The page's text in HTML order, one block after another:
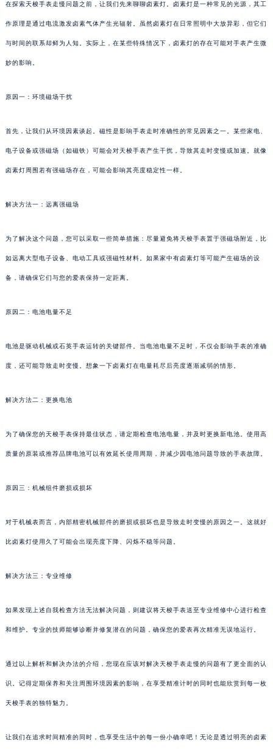
在探索天梭手表走慢问题之前，让我们先来聊聊卤素灯。卤素灯是一种常见的光源，其工
作原理是通过电流激发卤素气体产生光辐射。虽然卤素灯在日常照明中大放异彩，但它们
与时间的联系却鲜为人知。实际上，在某些特殊情况下，卤素灯的存在可能对手表产生微
妙的影响。
原因一：环境磁场干扰
首先，让我们从环境因素谈起。磁性是影响手表走时准确性的常见因素之一。某些家电、
电子设备或强磁场（如磁铁）可能会对天梭手表产生干扰，导致其走时变慢或加速。就像
卤素灯周围若有强磁场存在，可能会影响其亮度稳定性一样。
解决方法一：远离强磁场
为了解决这个问题，您可以采取一些简单措施：尽量避免将天梭手表置于强磁场附近，比
如远离大型电子设备、电动工具或强磁性材料。如果家中有卤素灯等可能产生磁场的设
备，请确保它们与您的爱表保持一定距离。
原因二：电池电量不足
电池是驱动机械或石英手表运转的关键部件。当电池电量不足时，不仅会影响手表的准确
度，还可能导致走时变慢。想象一下卤素灯在电量耗尽后亮度逐渐减弱的情形。
解决方法二：更换电池
为了确保您的天梭手表保持最佳状态，请定期检查电池电量，并及时更换新电池。使用高
质量的原装或推荐品牌电池可以有效延长使用周期，并减少因电池问题导致的手表故障。
原因三：机械组件磨损或损坏
对于机械表而言，内部精密机械部件的磨损或损坏也是导致走时变慢的原因之一。这就好
比卤素灯使用久了可能会出现亮度下降、闪烁不稳等问题。
解决方法三：专业维修
如果发现上述自我检查方法无法解决问题，则建议将天梭手表送至专业维修中心进行检查
和维护。专业的技师能够诊断并修复潜在的问题，确保您的爱表再次精准无误地运行。
通过以上解析和解决办法的介绍，您现在应该对解决天梭手表走慢的问题有了更全面的认
识。记得定期保养和关注周围环境因素的影响，在享受精准计时的同时也能欣赏到每一枚
天梭手表的独特魅力。
让我们在追求时间精准的同时，也享受生活中的每一份小确幸吧！无论是透过明亮的卤素